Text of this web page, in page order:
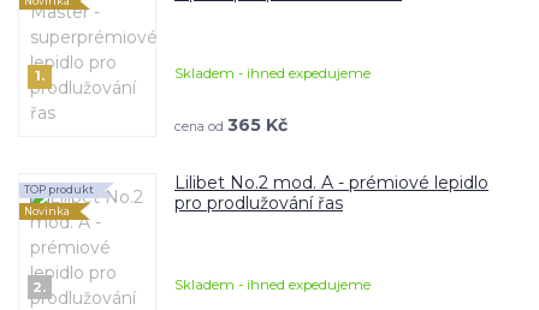
1. Skladem - ihned expedujeme
cena od 365 Kč
2.
Lilibet No.2 mod. A - prémiové lepidlo
pro prodlužování řas
Skladem - ihned expedujeme
TOP produkt
Novinka